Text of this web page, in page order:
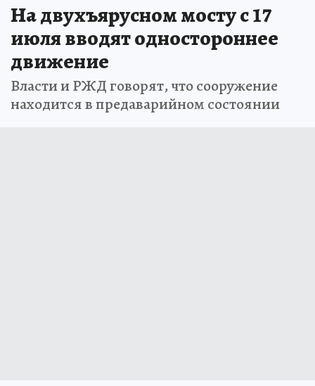
На двухъярусном мосту с 17
июля вводят одностороннее
движение
Власти и РЖД говорят, что сооружение
находится в предаварийном состоянии